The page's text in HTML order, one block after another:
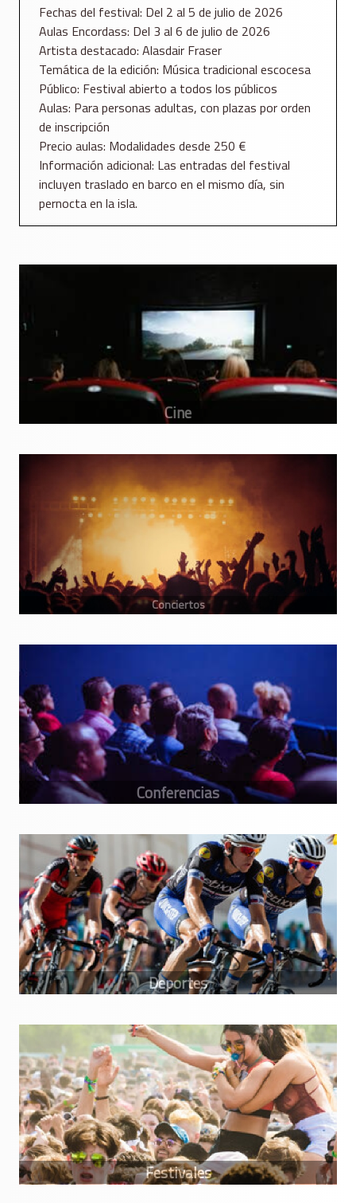
Fechas del festival: Del 2 al 5 de julio de 2026
Aulas Encordass: Del 3 al 6 de julio de 2026
Artista destacado: Alasdair Fraser
Temática de la edición: Música tradicional escocesa
Público: Festival abierto a todos los públicos
Aulas: Para personas adultas, con plazas por orden
de inscripción
Precio aulas: Modalidades desde 250 €
Información adicional: Las entradas del festival
incluyen traslado en barco en el mismo día, sin
pernocta en la isla.